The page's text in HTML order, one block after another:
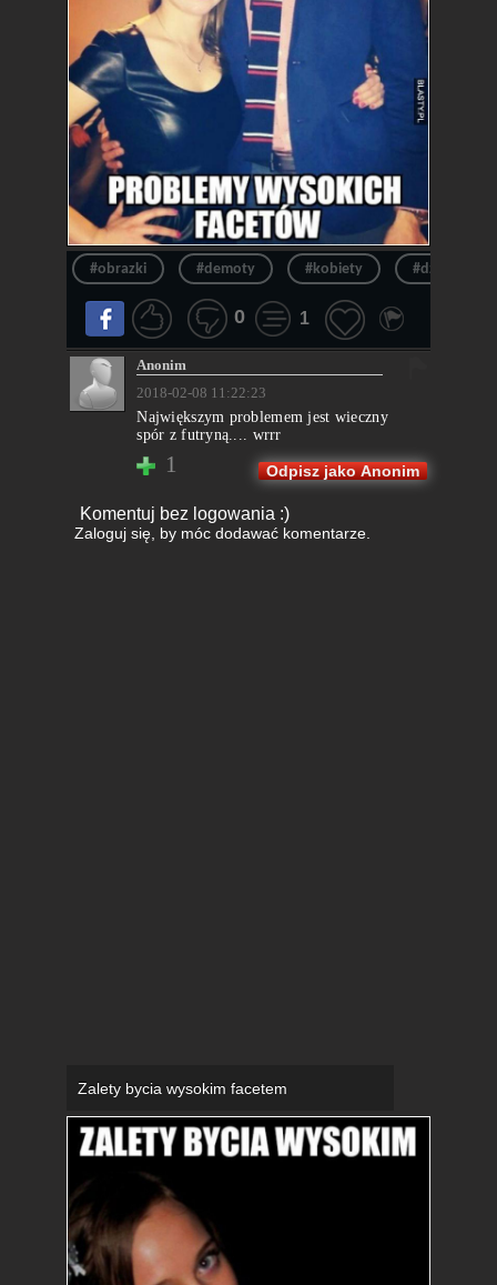
#obrazki #demoty #kobiety #dziewczyny
0 1
Anonim
2018-02-08 11:22:23
Największym problemem jest wieczny
spór z futryną.... wrrr
1 Odpisz jako Anonim
Komentuj bez logowania :)
Zaloguj się, by móc dodawać komentarze.
Zalety bycia wysokim facetem